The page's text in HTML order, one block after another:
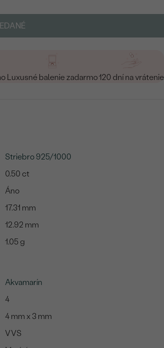
Luxusné balenie zadarmo120 dní na vrátenie
Striebro 925/1000
0.50 ct
Áno
17.31 mm
12.92 mm
1.05 g
Akvamarín
4
4 mm x 3 mm
VVS